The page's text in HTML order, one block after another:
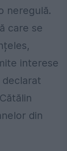
neregulă.
care se
interese
declarat
din